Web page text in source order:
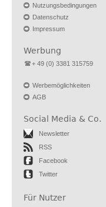
Nutzungsbedingungen
Datenschutz
Impressum
Werbung
+ 49 (0) 3381 315759
Werbemöglichkeiten
AGB
Social Media & Co.
Newsletter
RSS
Facebook
Twitter
Für Nutzer